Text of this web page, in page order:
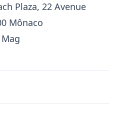
Plaza, 22 Avenue
Mônaco